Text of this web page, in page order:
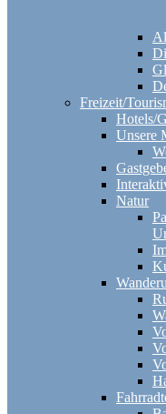
Freizeit/
Hotels/
Unsere
Natur